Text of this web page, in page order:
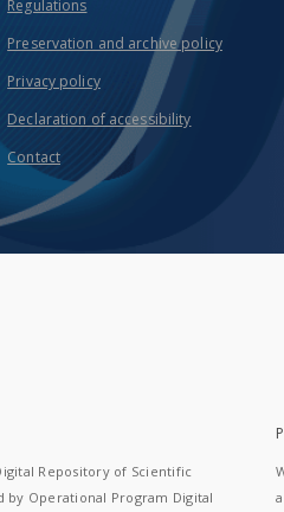
Regulations
Preservation and archive policy
Privacy policy
Declaration of accessibility
Contact
Repository of Scientific
by Operational Program Digital